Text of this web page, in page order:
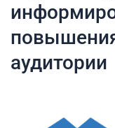
аудитории